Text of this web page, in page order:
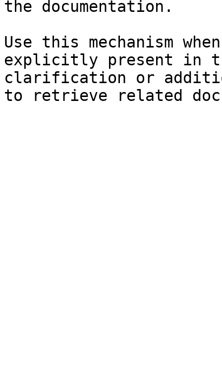
the documentation.
Use this mechanism
explicitly present in
clarification or